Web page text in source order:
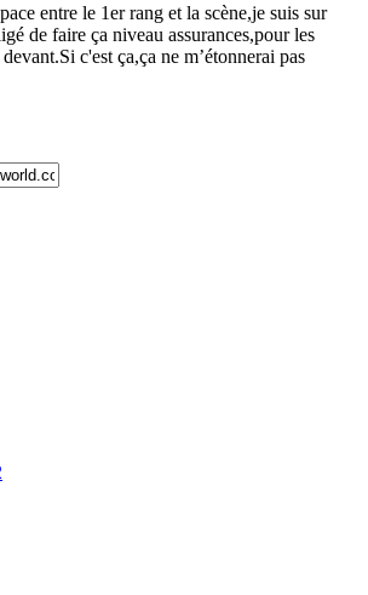
entre le 1er rang et la scène,je suis sur
de faire ça niveau assurances,pour les
c'est ça,ça ne m’étonnerai pas